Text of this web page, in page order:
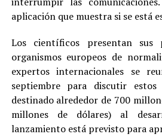
aplicación que muestra si se está
Los científicos presentan sus
organismos europeos de
expertos internacionales se
septiembre para discutir estos
destinado alrededor de 700
millones de dólares) al
lanzamiento está previsto para